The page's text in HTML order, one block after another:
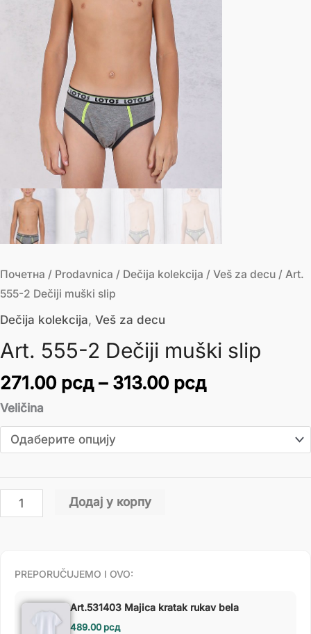
Почетна / Prodavnica / Dečija kolekcija / Veš za decu / Art.
555-2 Dečiji muški slip
Dečija kolekcija, Veš za decu
Art. 555-2 Dečiji muški slip
271.00 рсд – 313.00 рсд
Veličina
Додај у корпу
PREPORUČUJEMO I OVO:
Art.531403 Majica kratak rukav bela
489.00рсд